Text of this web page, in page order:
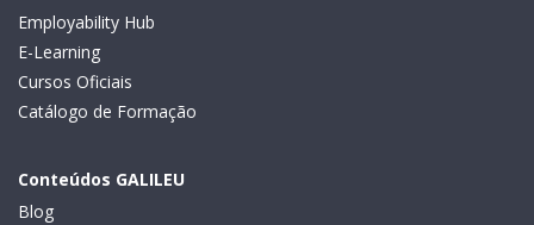
Employability Hub
E-Learning
Cursos Oficiais
Catálogo de Formação
Conteúdos GALILEU
Blog